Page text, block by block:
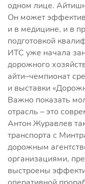
одном лице.
Он может
и в медицине, и в
подготовкой
ИТС уже начала
дорожного
айти–чемпионат
и выставки
Важно показать
отрасль – это
Антон Журавлев
транспорта с
дорожным
организациями,
выстроены